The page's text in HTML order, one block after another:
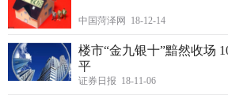
中国菏泽网 18-12-14
楼市“金九银十”黯然收场
平
证券日报 18-11-06